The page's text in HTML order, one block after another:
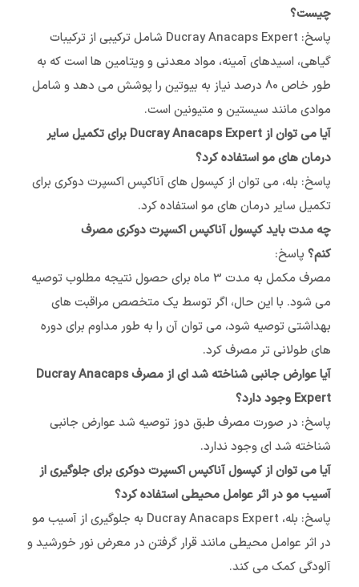
چیست؟
پاسخ: Ducray Anacaps Expert شامل ترکیبی از ترکیبات
گیاهی، اسیدهای آمینه، مواد معدنی و ویتامین ها است که به
طور خاص 80 درصد نیاز به بیوتین را پوشش می دهد و شامل
موادی مانند سیستین و متیونین است.
آیا می توان از Ducray Anacaps Expert برای تکمیل سایر
درمان های مو استفاده کرد؟
پاسخ: بله، می توان از کپسول های آناکپس اکسپرت دوکری برای
تکمیل سایر درمان های مو استفاده کرد.
چه مدت باید کپسول آناکپس اکسپرت دوکری مصرف
کنم؟ پاسخ:
مصرف مکمل به مدت 3 ماه برای حصول نتیجه مطلوب توصیه
می شود. با این حال، اگر توسط یک متخصص مراقبت های
بهداشتی توصیه شود، می توان آن را به طور مداوم برای دوره
های طولانی تر مصرف کرد.
آیا عوارض جانبی شناخته شد ای از مصرف Ducray Anacaps
Expert وجود دارد؟
پاسخ: در صورت مصرف طبق دوز توصیه شد عوارض جانبی
شناخته شد ای وجود ندارد.
آیا می توان از کپسول آناکپس اکسپرت دوکری برای جلوگیری از
آسیب مو در اثر عوامل محیطی استفاده کرد؟
پاسخ: بله، Ducray Anacaps Expert به جلوگیری از آسیب مو
در اثر عوامل محیطی مانند قرار گرفتن در معرض نور خورشید و
آلودگی کمک می کند.